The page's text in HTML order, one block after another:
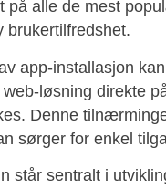
på alle de mest
brukertilfredshet.
app-installasjon
løsning direkte
Denne
sørger for enkel
står sentralt i